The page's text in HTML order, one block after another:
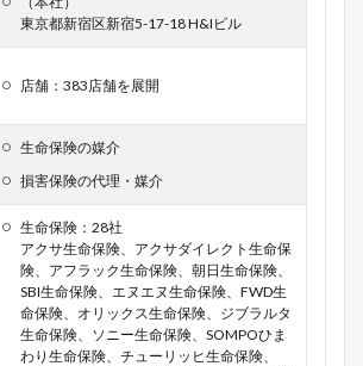
東京都新宿区新宿5-17-18 H&Iビル
店舗：383店舗を展開
生命保険の媒介
損害保険の代理・媒介
生命保険：28社
アクサ生命保険、アクサダイレクト生命保
険、アフラック生命保険、朝日生命保険、
SBI生命保険、エヌエヌ生命保険、FWD生
命保険、オリックス生命保険、ジブラルタ
生命保険、ソニー生命保険、SOMPOひま
わり生命保険、チューリッヒ生命保険、